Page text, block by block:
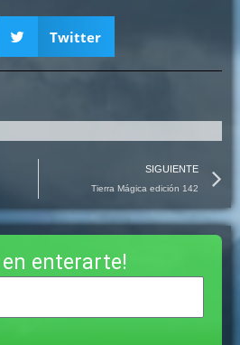
Twitter
SIGUIENTE
Tierra Mágica edición 142
enterarte!